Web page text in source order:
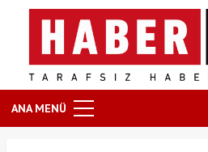
ANA MENÜ